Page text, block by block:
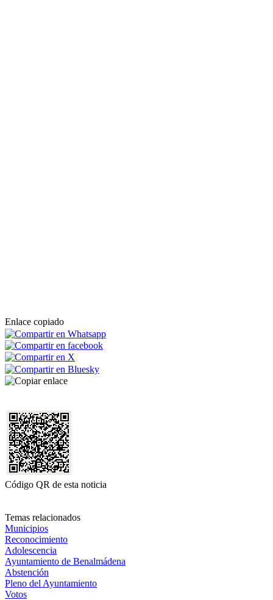
Enlace copiado
Código QR de esta noticia
Temas relacionados
Municipios
Reconocimiento
Adolescencia
Ayuntamiento de Benalmádena
Abstención
Pleno del Ayuntamiento
Votos